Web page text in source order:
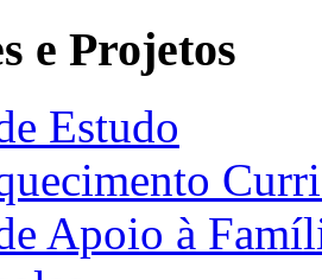
e Projetos
Estudo
Apoio à